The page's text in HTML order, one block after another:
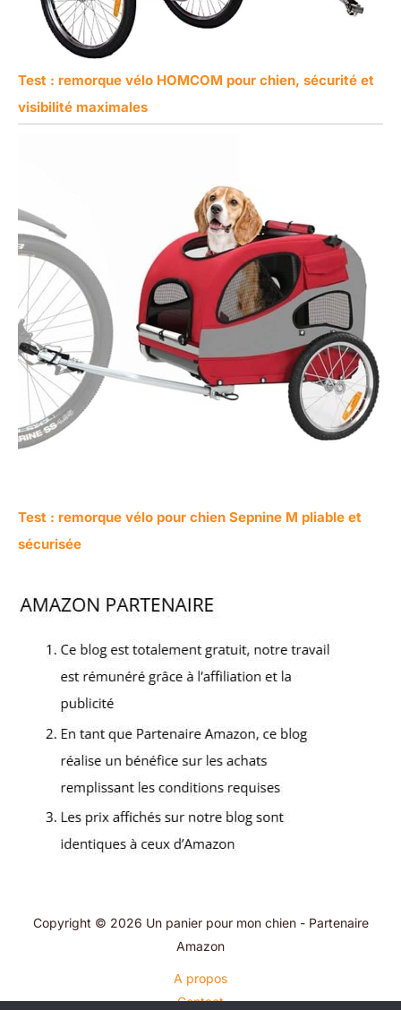
Test : remorque vélo HOMCOM pour chien, sécurité et
visibilité maximales
Test : remorque vélo pour chien Sepnine M pliable et
sécurisée
Copyright © 2026 Un panier pour mon chien - Partenaire
Amazon
A propos
Contact